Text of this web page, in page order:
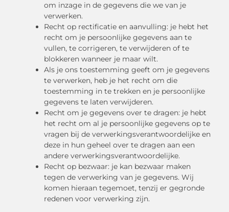
om inzage in de gegevens die we van je
verwerken.
Recht op rectificatie en aanvulling: je hebt het
recht om je persoonlijke gegevens aan te
vullen, te corrigeren, te verwijderen of te
blokkeren wanneer je maar wilt.
Als je ons toestemming geeft om je gegevens
te verwerken, heb je het recht om die
toestemming in te trekken en je persoonlijke
gegevens te laten verwijderen.
Recht om je gegevens over te dragen: je hebt
het recht om al je persoonlijke gegevens op te
vragen bij de verwerkingsverantwoordelijke en
deze in hun geheel over te dragen aan een
andere verwerkingsverantwoordelijke.
Recht op bezwaar: je kan bezwaar maken
tegen de verwerking van je gegevens. Wij
komen hieraan tegemoet, tenzij er gegronde
redenen voor verwerking zijn.